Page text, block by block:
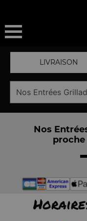
LIVRAISON
Nos
proche